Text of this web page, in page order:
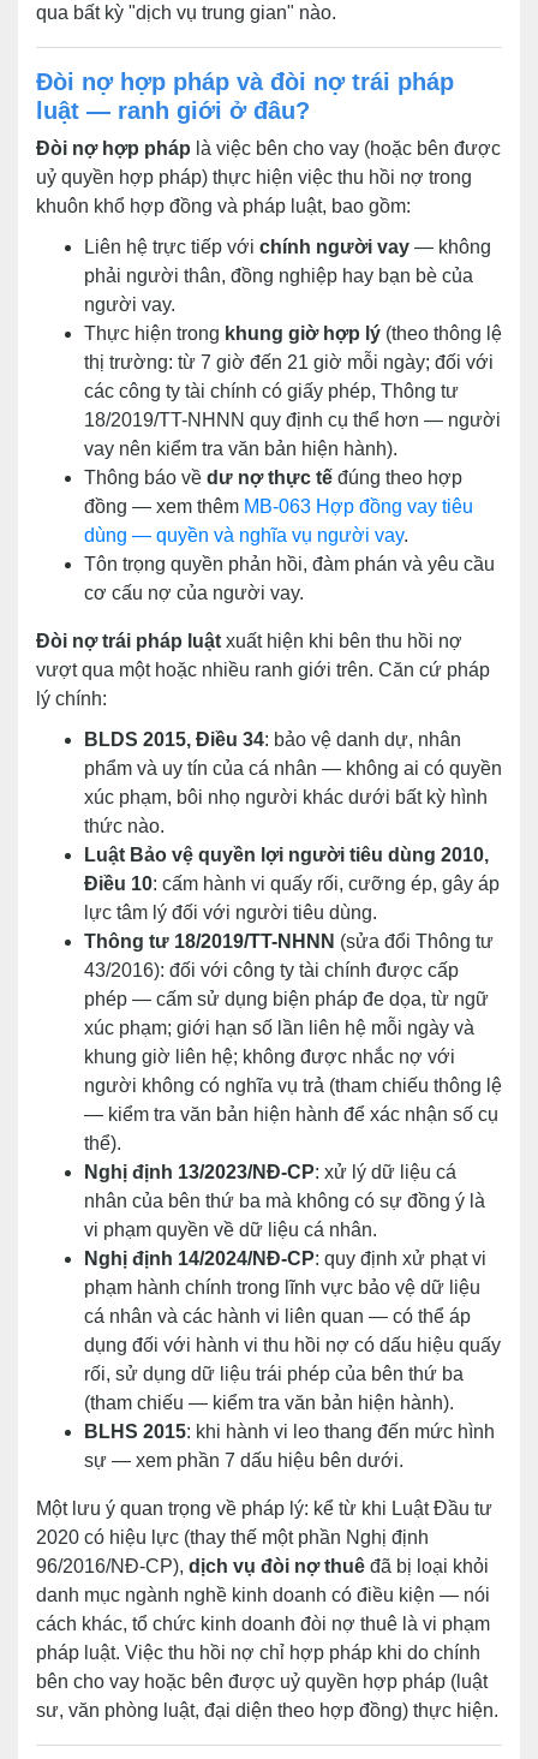
qua bất kỳ "dịch vụ trung gian" nào.
Đòi nợ hợp pháp và đòi nợ trái pháp
luật — ranh giới ở đâu?
Đòi nợ hợp pháp là việc bên cho vay (hoặc bên được
uỷ quyền hợp pháp) thực hiện việc thu hồi nợ trong
khuôn khổ hợp đồng và pháp luật, bao gồm:
Liên hệ trực tiếp với chính người vay — không
phải người thân, đồng nghiệp hay bạn bè của
người vay.
Thực hiện trong khung giờ hợp lý (theo thông lệ
thị trường: từ 7 giờ đến 21 giờ mỗi ngày; đối với
các công ty tài chính có giấy phép, Thông tư
18/2019/TT-NHNN quy định cụ thể hơn — người
vay nên kiểm tra văn bản hiện hành).
Thông báo về dư nợ thực tế đúng theo hợp
đồng — xem thêm MB-063 Hợp đồng vay tiêu
dùng — quyền và nghĩa vụ người vay.
Tôn trọng quyền phản hồi, đàm phán và yêu cầu
cơ cấu nợ của người vay.
Đòi nợ trái pháp luật xuất hiện khi bên thu hồi nợ
vượt qua một hoặc nhiều ranh giới trên. Căn cứ pháp
lý chính:
BLDS 2015, Điều 34: bảo vệ danh dự, nhân
phẩm và uy tín của cá nhân — không ai có quyền
xúc phạm, bôi nhọ người khác dưới bất kỳ hình
thức nào.
Luật Bảo vệ quyền lợi người tiêu dùng 2010,
Điều 10: cấm hành vi quấy rối, cưỡng ép, gây áp
lực tâm lý đối với người tiêu dùng.
Thông tư 18/2019/TT-NHNN (sửa đổi Thông tư
43/2016): đối với công ty tài chính được cấp
phép — cấm sử dụng biện pháp đe dọa, từ ngữ
xúc phạm; giới hạn số lần liên hệ mỗi ngày và
khung giờ liên hệ; không được nhắc nợ với
người không có nghĩa vụ trả (tham chiếu thông lệ
— kiểm tra văn bản hiện hành để xác nhận số cụ
thể).
Nghị định 13/2023/NĐ-CP: xử lý dữ liệu cá
nhân của bên thứ ba mà không có sự đồng ý là
vi phạm quyền về dữ liệu cá nhân.
Nghị định 14/2024/NĐ-CP: quy định xử phạt vi
phạm hành chính trong lĩnh vực bảo vệ dữ liệu
cá nhân và các hành vi liên quan — có thể áp
dụng đối với hành vi thu hồi nợ có dấu hiệu quấy
rối, sử dụng dữ liệu trái phép của bên thứ ba
(tham chiếu — kiểm tra văn bản hiện hành).
BLHS 2015: khi hành vi leo thang đến mức hình
sự — xem phần 7 dấu hiệu bên dưới.
Một lưu ý quan trọng về pháp lý: kể từ khi Luật Đầu tư
2020 có hiệu lực (thay thế một phần Nghị định
96/2016/NĐ-CP), dịch vụ đòi nợ thuê đã bị loại khỏi
danh mục ngành nghề kinh doanh có điều kiện — nói
cách khác, tổ chức kinh doanh đòi nợ thuê là vi phạm
pháp luật. Việc thu hồi nợ chỉ hợp pháp khi do chính
bên cho vay hoặc bên được uỷ quyền hợp pháp (luật
sư, văn phòng luật, đại diện theo hợp đồng) thực hiện.